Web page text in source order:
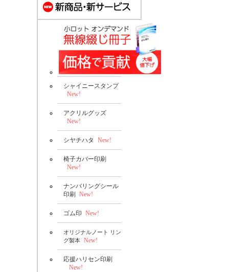
シャイニースタンプ
New!
アクリルグッズ
New!
シヤチハタ New!
椅子カバー印刷
New!
ナンバリングシール
印刷
New!
ゴム印 New!
オリジナルノート リン
グ製本 New!
応援ハリセン印刷
New!